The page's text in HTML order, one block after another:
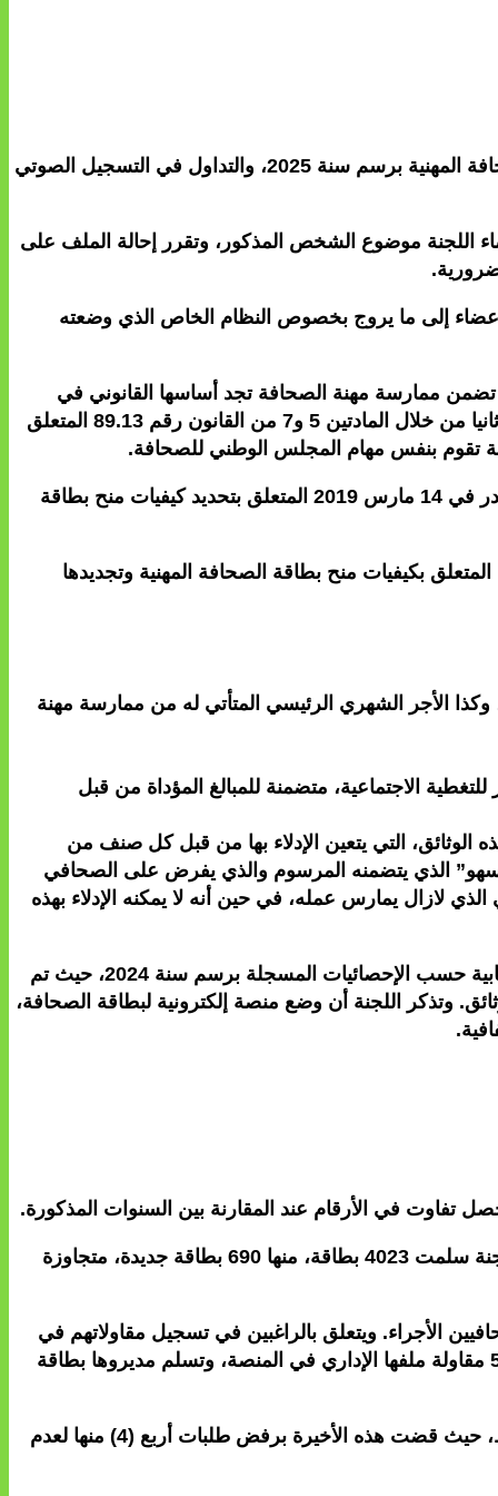
اجتمعت لجنة بطاقة الصحافة المهنية، يوم الثلاثاء 29 أكتوبر 2024، لمواصلة التحضير لتلقي طلبات الحصول على بطاقة الصحافة المهنية برسم سنة 2025، والتداول في التسجيل الصوتي
اللجنة موضوع الشخص المذكور، وتقرر إحالة الملف على
إلى ما يروج بخصوص النظام الخاص الذي وضعته
تضمن ممارسة مهنة الصحافة تجد أساسها القانوني في
مدونة الصحافة والنشر، أولا من خلال المواد 1 و2 و36 من القانون رقم 90.13 القاضي بإحداث المجلس الوطني للصحافة، وثانيا من خلال المادتين 5 و7 من القانون رقم 89.13 المتعلق
تقوم بنفس مهام المجلس الوطني للصحافة.
وقد تم وضع هذا النظام الخاص، في احترام تام لمقتضيات القانون السالف الذكر رقم 89.13، والمرسوم رقم 2.19.121 الصادر في 14 مارس 2019 المتعلق بتحديد كيفيات منح بطاقة
بكيفيات منح بطاقة الصحافة المهنية وتجديدها
الأجر الشهري الرئيسي المتأتي له من ممارسة مهنة
الاجتماعية، متضمنة للمبالغ المؤداة من قبل
التي يتعين الإدلاء بها من قبل كل صنف من
الذي يتضمنه المرسوم والذي يفرض على الصحافي
لازال يمارس عمله، في حين أنه لا يمكنه الإدلاء بهذه
وفي ما يتعلق بالمنصة الرقمية الخاصة بطلبات الحصول على بطاقة الصحافة المهنية، فقد سهلت العمل، وحصيلتها كانت إيجابية حسب الإحصائيات المسجلة برسم سنة 2024، حيث تم
وباقي الطلبات لم تستكمل فيها الوثائق. وتذكر اللجنة أن وضع منصة إلكترونية لبطاقة الصحافة،
تفاوت في الأرقام عند المقارنة بين السنوات المذكورة.
وتفند هذه الإحصائيات ما يروج له من إشاعات، بكون النظام الخاص وضع عراقيل للحصول على البطاقة المهنية، حيث أن اللجنة سلمت 4023 بطاقة، منها 690 بطاقة جديدة، متجاوزة
الأجراء. ويتعلق بالراغبين في تسجيل مقاولاتهم في
المنصة الرقمية، لأول مرة، حيث طلب منهم تقديم ملف إداري، وهو الإجراء الذي عرف نجاحا منقطع النظير، حيث وضعت 57 مقاولة ملفها الإداري في المنصة، وتسلم مديروها بطاقة
وبخصوص الطلبات المرفوضة، فتخبر اللجنة أنه تم الطعن في ستة (6) منها من طرف أصحابها أمام المحكمة الإدارية بالرباط، حيث قضت هذه الأخيرة برفض طلبات أربع (4) منها لعدم